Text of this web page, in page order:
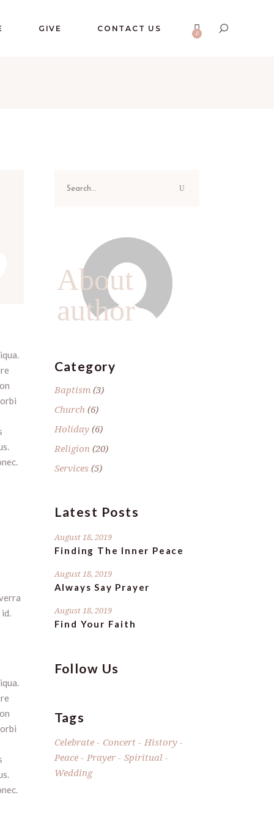
GIVE CONTACT US
0
for:
About
author
Category
Baptism(3)
Church (6)
Holiday(6)
Religion (20)
Services(5)
Latest Posts
August 18, 2019
Finding The Inner Peace
August 18, 2019
Always Say Prayer
August 18, 2019
Find Your Faith
Follow Us
Tags
Celebrate Concert
History
Peace
Prayer
Spiritual
Wedding